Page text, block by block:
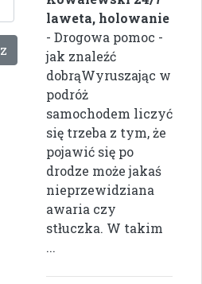
laweta, holowanie
- Drogowa pomoc -
jak znaleźć
dobrąWyruszając w
podróż
samochodem liczyć
się trzeba z tym, że
pojawić się po
drodze może jakaś
nieprzewidziana
awaria czy
stłuczka. W takim
...